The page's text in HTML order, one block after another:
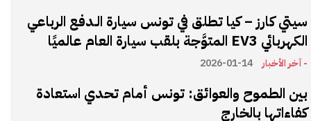
سيتي كارز – كيا تطلق في تونس سيارة الـدفع الرباعي
الكهربائي EV3 المتوَّجة بلقب سيارة العام عالميًا
- آخر الأخبار 2026-01-14
بين الطموح والعوائق: تونس أمام تحدي استعادة
كفاءاتها بالخارج